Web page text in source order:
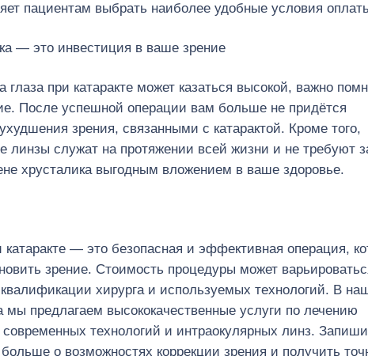
пациентам выбрать наиболее удобные условия
— это инвестиция в ваше зрение
при катаракте может казаться высокой, важно
После успешной операции вам больше не придётся
зрения, связанными с катарактой. Кроме того,
линзы служат на протяжении всей жизни и не требуют
хрусталика выгодным вложением в ваше здоровье.
катаракте — это безопасная и эффективная операция,
зрение. Стоимость процедуры может
хирурга и используемых технологий. В
мы предлагаем высококачественные услуги по лечению
технологий и интраокулярных линз.
о возможностях коррекции зрения и получить